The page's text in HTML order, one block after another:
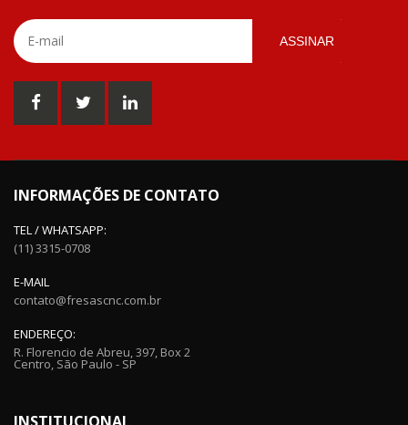
ASSINAR
INFORMAÇÕES DE CONTATO
TEL / WHATSAPP:
(11) 3315-0708
E-MAIL
contato@fresascnc.com.br
ENDEREÇO:
R. Florencio de Abreu, 397, Box 2
Centro, São Paulo - SP
INSTITUCIONAL